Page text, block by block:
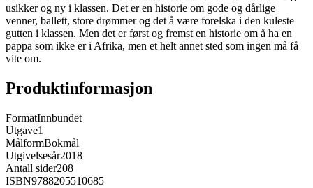
usikker og ny i klassen. Det er en historie om gode og dårlige
venner, ballett, store drømmer og det å være forelska i den kuleste
gutten i klassen. Men det er først og fremst en historie om å ha en
pappa som ikke er i Afrika, men et helt annet sted som ingen må få
vite om.
Produktinformasjon
FormatInnbundet
Utgave1
MålformBokmål
Utgivelsesår2018
Antall sider208
ISBN9788205510685